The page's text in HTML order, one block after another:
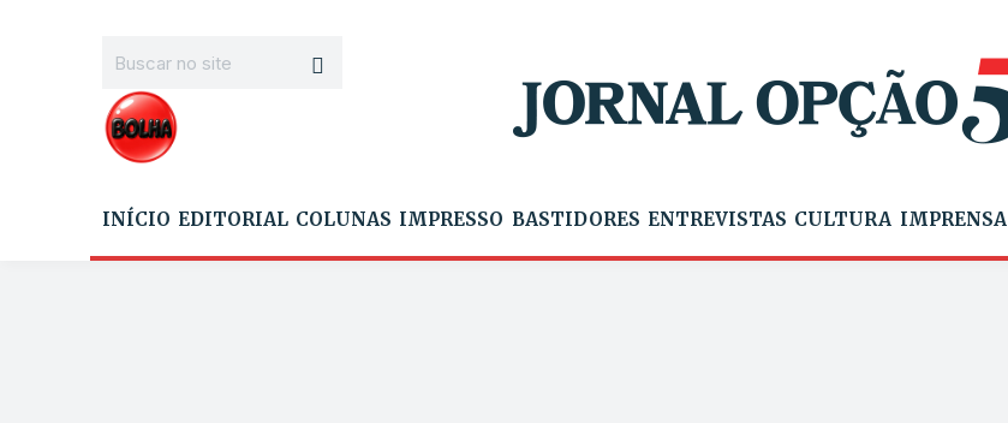
INÍCIO EDITORIAL COLUNAS IMPRESSO BASTIDORES ENTREVISTAS CULTURA IMPRENSA